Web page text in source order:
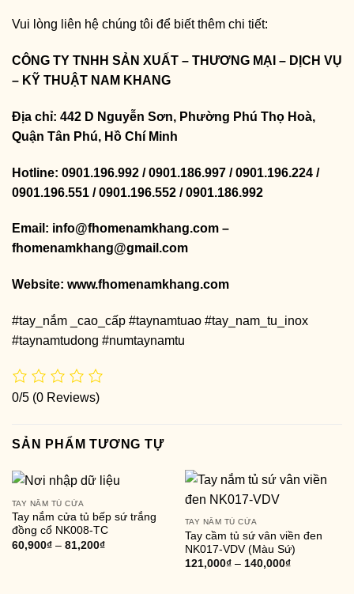
Vui lòng liên hệ chúng tôi để biết thêm chi tiết:
CÔNG TY TNHH SẢN XUẤT – THƯƠNG MẠI – DỊCH VỤ
– KỸ THUẬT NAM KHANG
Địa chỉ: 442 D Nguyễn Sơn, Phường Phú Thọ Hoà,
Quận Tân Phú, Hồ Chí Minh
Hotline: 0901.196.992 / 0901.186.997 / 0901.196.224 /
0901.196.551 / 0901.196.552 / 0901.186.992
Email: info@fhomenamkhang.com –
fhomenamkhang@gmail.com
Website: www.fhomenamkhang.com
#tay_nắm _cao_cấp #taynamtuao #tay_nam_tu_inox
#taynamtudong #numtaynamtu
0/5 (0 Reviews)
SẢN PHẨM TƯƠNG TỰ
TAY NẮM TỦ CỬA
Tay nắm cửa tủ bếp sứ trắng
đồng cổ NK008-TC
60,900₫– 81,200₫
TAY NẮM TỦ CỬA
Tay cầm tủ sứ vân viền đen
NK017-VDV (Màu Sứ)
121,000₫– 140,000₫